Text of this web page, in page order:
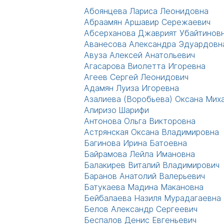
Абоянцева Лариса Леонидовна
Абраамян Аршавир Сережаевич
Абсерханова Джаврият
Аванесова Александра
Авуза Алексей Анатольевич
Агасарова Виолетта Игоревна
Агеев Сергей Леонидович
Адамян Луиза Игоревна
Азалиева (Воробьева) Оксана
Алиризо Шарифи
Антонова Ольга Викторовна
Астрянская Оксана Владимировна
Багинова Ирина Батоевна
Байрамова Лейла Имановна
Балакирев Виталий Владимирович
Баранов Анатолий Валерьевич
Батукаева Мадина Макановна
Бейбалаева Назиля Мурадагаевна
Белов Александр Сергеевич
Беспалов Денис Евгеньевич